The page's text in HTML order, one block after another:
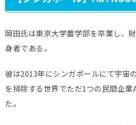
岡田氏は東京大学農学部を卒業し、
身者である。
彼は2013年にシンガポールにて宇宙
を掃除する世界でただ1つの民間企業
た。